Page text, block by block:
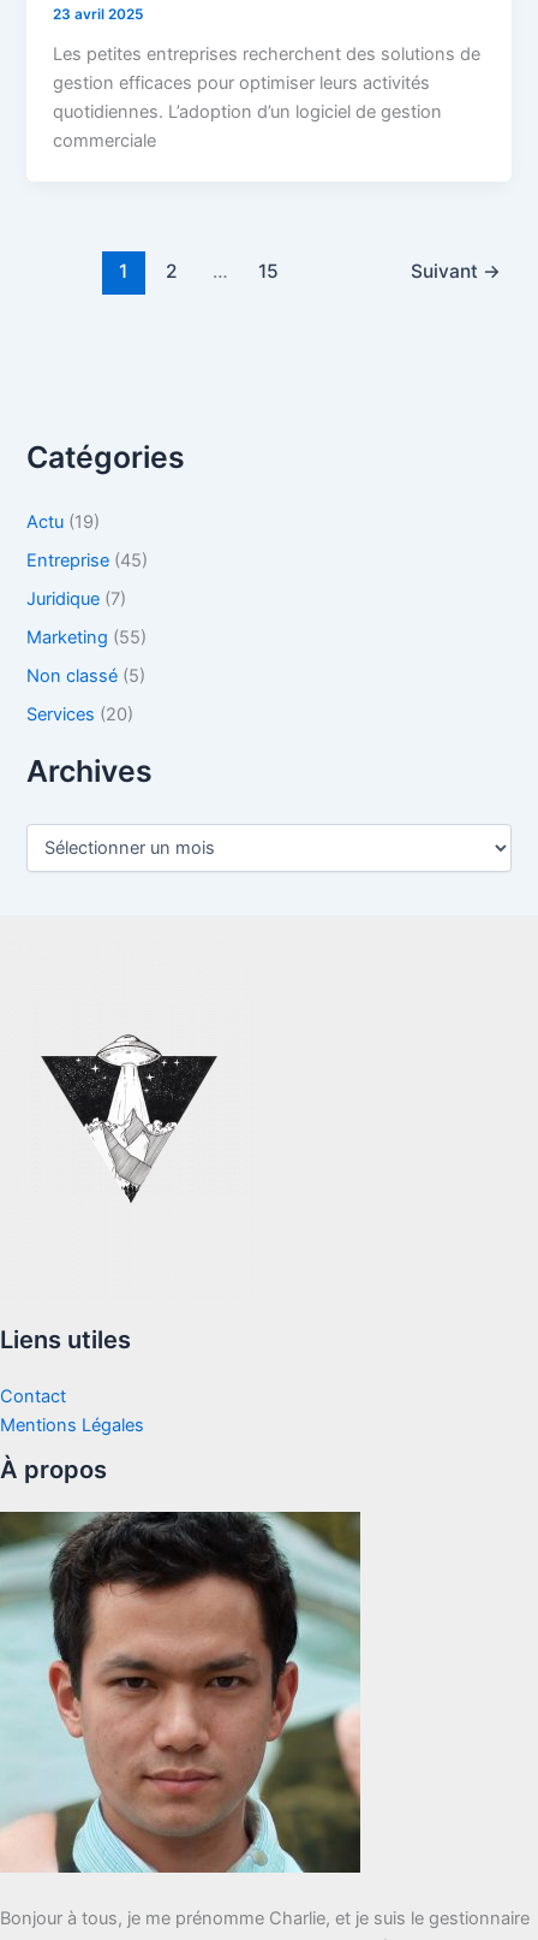
23 avril 2025
Les petites entreprises recherchent des solutions de
gestion efficaces pour optimiser leurs activités
quotidiennes. L’adoption d’un logiciel de gestion
commerciale
1 2 … 15 Suivant →
Catégories
Actu (19)
Entreprise (45)
Juridique (7)
Marketing (55)
Non classé (5)
Services (20)
Archives
A
Liens utiles
Contact
Mentions Légales
À propos
Bonjour à tous, je me prénomme Charlie, et je suis le gestionnaire